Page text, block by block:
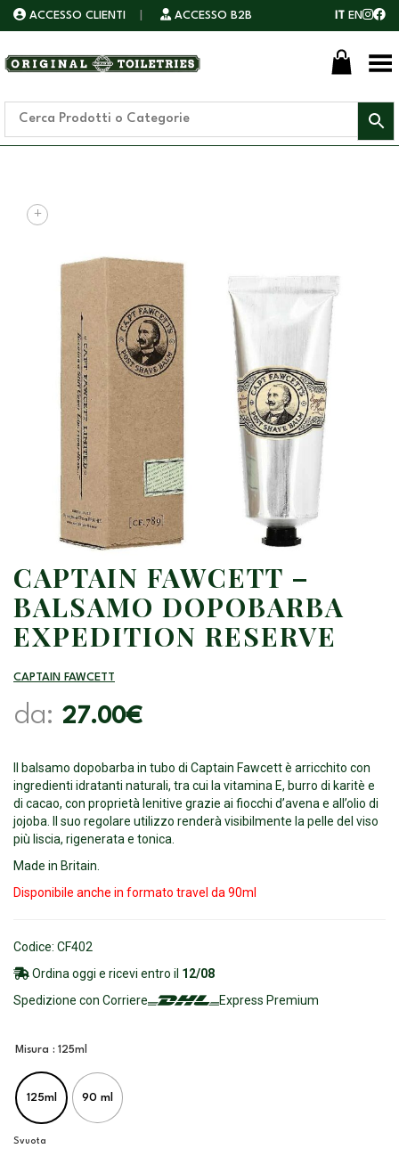
ACCESSO CLIENTI ACCESSO B2B IT EN
Toggle Menu
+
CAPTAIN FAWCETT –
BALSAMO DOPOBARBA
EXPEDITION RESERVE
CAPTAIN FAWCETT
Il balsamo dopobarba in tubo di Captain Fawcett è arricchito con
ingredienti idratanti naturali, tra cui la vitamina E, burro di karitè e
di cacao, con proprietà lenitive grazie ai fiocchi d’avena e all’olio di
jojoba. Il suo regolare utilizzo renderà visibilmente la pelle del viso
più liscia, rigenerata e tonica.
Made in Britain.
Disponibile anche in formato travel da 90ml
Codice: CF402
Ordina oggi e ricevi entro il 12/08
Spedizione con Corriere
Express Premium
da: 27.00€
Misura : 125ml
125ml 90 ml
Svuota